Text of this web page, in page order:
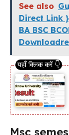
See also
Direct Link
BA BSC
Msc